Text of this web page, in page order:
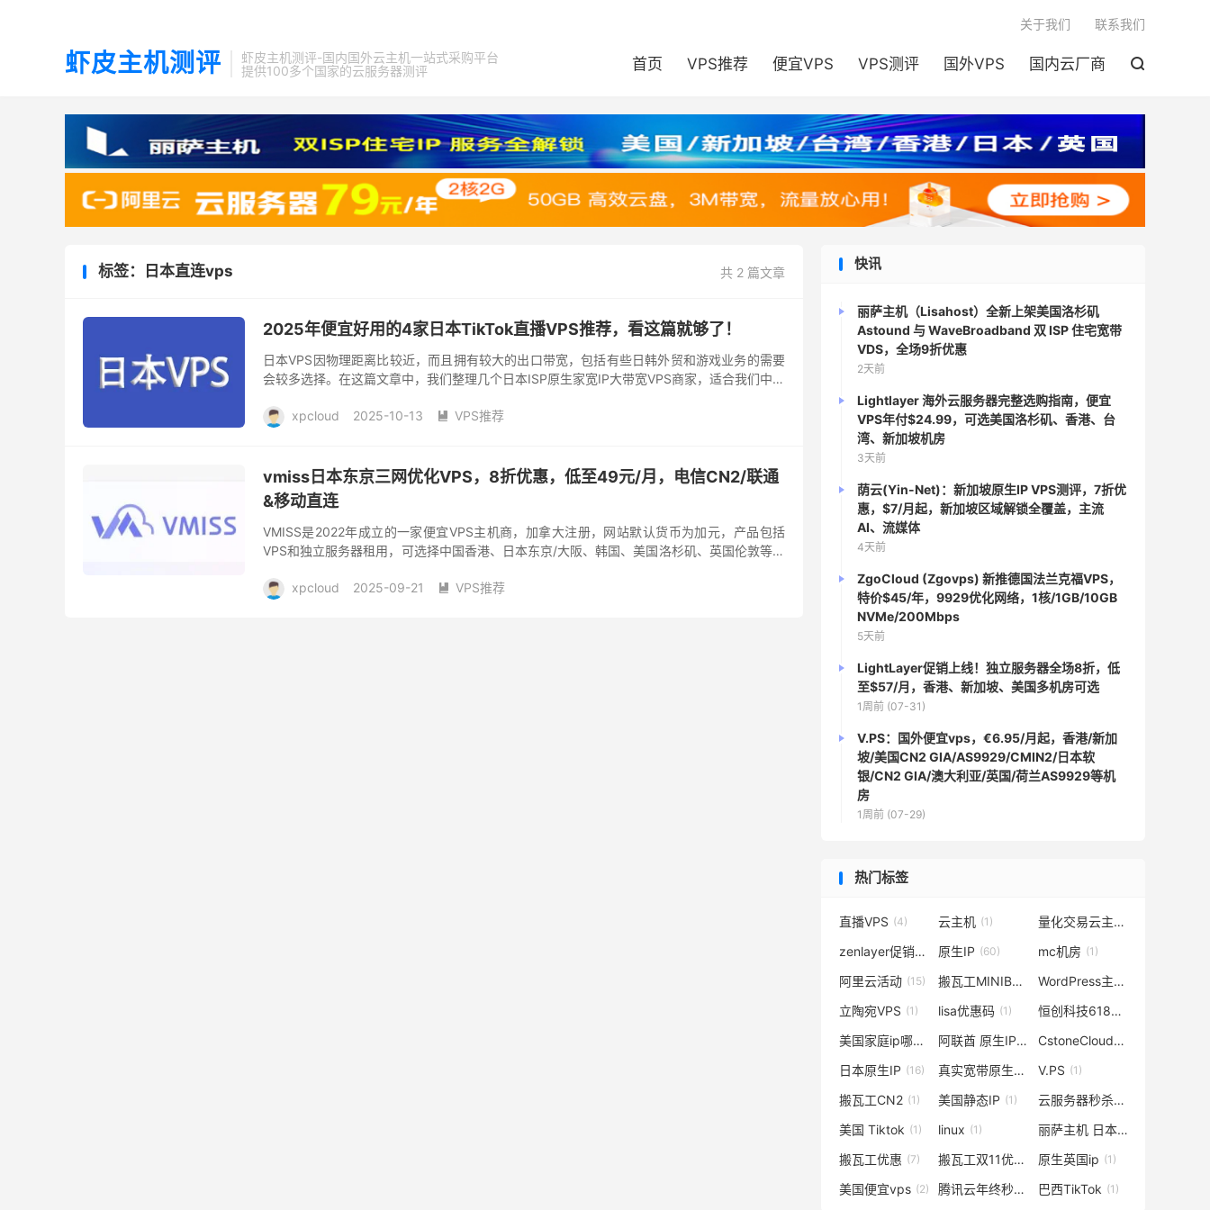
虾皮主机测评
虾皮主机测评-国内国外云主机一站式采购平台
提供100多个国家的云服务器测评
首页 VPS推荐 便宜VPS VPS测评 国外VPS 国内云厂商 
关于我们 联系我们
共 2 篇文章
标签：日本直连vps
2025年便宜好用的4家日本TikTok直播VPS推荐，看这篇就够了！
日本VPS因物理距离比较近，而且拥有较大的出口带宽，包括有些日韩外贸和游戏业务的需要
会较多选择。在这篇文章中，我们整理几个日本ISP原生家宽IP大带宽VPS商家，适合我们中文
xpcloud
2025-10-13  VPS推荐
vmiss日本东京三网优化VPS，8折优惠，低至49元/月，电信CN2/联通
&移动直连
VMISS是2022年成立的一家便宜VPS主机商，加拿大注册，网站默认货币为加元，产品包括
VPS和独立服务器租用，可选择中国香港、日本东京/大阪、韩国、美国洛杉矶、英国伦敦等数
xpcloud
2025-09-21  VPS推荐
快讯
丽萨主机（Lisahost）全新上架美国洛杉矶
Astound 与 WaveBroadband 双 ISP 住宅宽带
VDS，全场9折优惠
2天前
Lightlayer 海外云服务器完整选购指南，便宜
VPS年付$24.99，可选美国洛杉矶、香港、台
湾、新加坡机房
3天前
荫云(Yin-Net)：新加坡原生IP VPS测评，7折优
惠，$7/月起，新加坡区域解锁全覆盖，主流
AI、流媒体
4天前
ZgoCloud (Zgovps) 新推德国法兰克福VPS，
特价$45/年，9929优化网络，1核/1GB/10GB
NVMe/200Mbps
5天前
LightLayer促销上线！独立服务器全场8折，低
至$57/月，香港、新加坡、美国多机房可选
1周前 (07-31)
V.PS：国外便宜vps，€6.95/月起，香港/新加
坡/美国CN2 GIA/AS9929/CMIN2/日本软
银/CN2 GIA/澳大利亚/英国/荷兰AS9929等机
房
1周前 (07-29)
热门标签
直播VPS (4) 云主机 (1) 量化交易云主机服务
zenlayer促销
(1) 原生IP (60) mc机房 (1)
阿里云活动 (15) 搬瓦工MINIBOX邀请码 (1) WordPress主机
立陶宛VPS (1) lisa优惠码 (1) 恒创科技618活动
美国家庭ip哪里有 (1) 阿联酋 原生IP
(1) CstoneCloud活动
日本原生IP (16) 真实宽带原生云服务器 (1)
V.PS (1)
搬瓦工CN2 (1) 美国静态IP (1) 云服务器秒杀
(2)
美国 Tiktok (1) linux (1) 丽萨主机 日本vps
搬瓦工优惠 (7) 搬瓦工双11优惠 (1)原生英国ip (1)
美国便宜vps (2) 腾讯云年终秒杀 (1)巴西TikTok (1)